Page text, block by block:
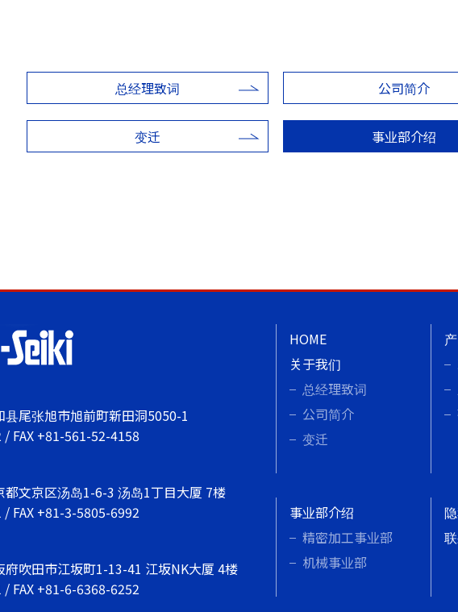
总经理致词 公司简介
变迁 事业部介绍
县尾张旭市旭前町新田洞5050-1
/ FAX +81-561-52-4158
都文京区汤岛1-6-3 汤岛1丁目大厦 7楼
/ FAX +81-3-5805-6992
府吹田市江坂町1-13-41 江坂NK大厦 4楼
/ FAX +81-6-6368-6252
HOME
关于我们
总经理致词
公司简介
变迁
事业部介绍
精密加工事业部
机械事业部